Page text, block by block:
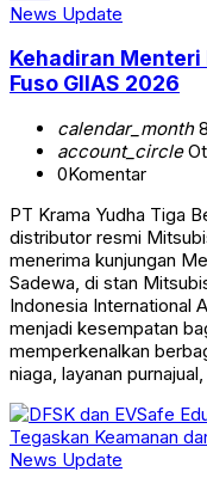
News Update
Kehadiran
Fuso GIIAS 2026
calendar_month
account_circle
0Komentar
PT Krama Yudha Tiga
distributor resmi
menerima kunjungan
Sadewa, di stan
Indonesia International
menjadi kesempatan
memperkenalkan
niaga, layanan
News Update